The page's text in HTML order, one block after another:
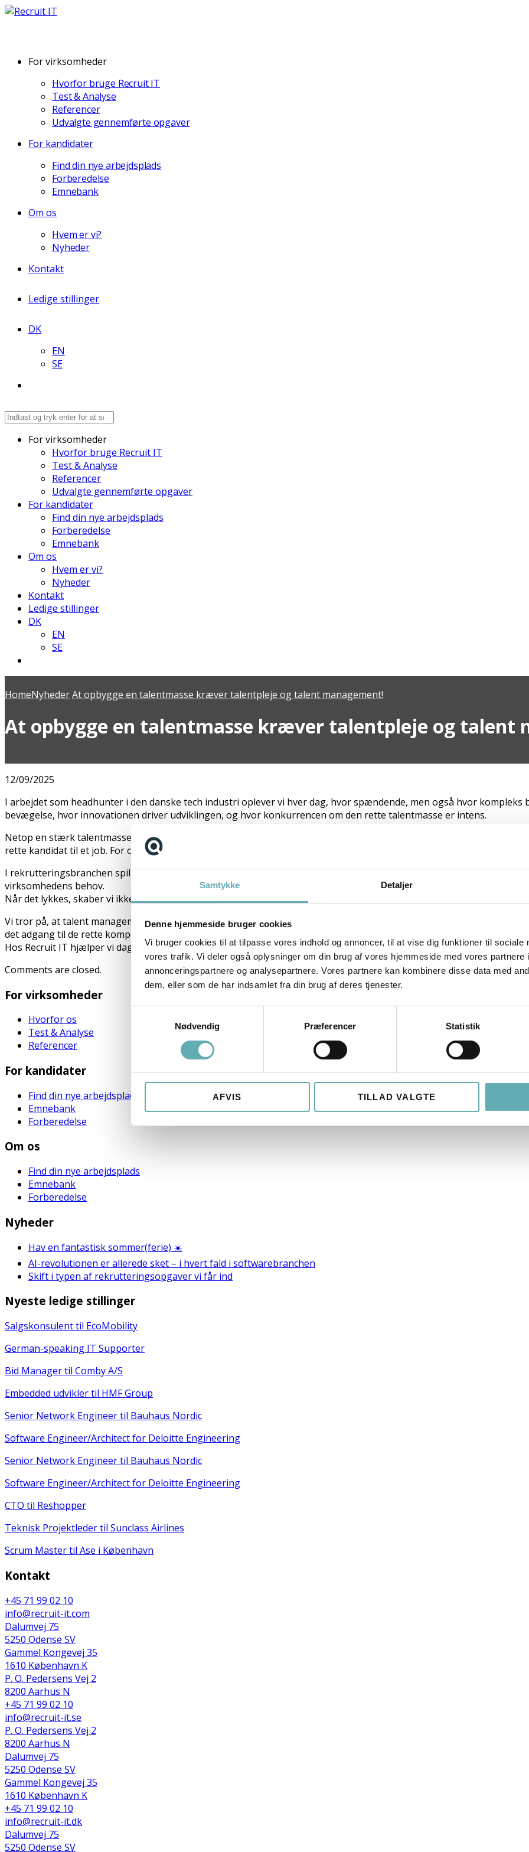
Samtykke Detaljer
Denne hjemmeside bruger cookies
Vi bruger cookies til at tilpasse vores indhold og annoncer, til at vise dig funktioner til sociale
vores trafik. Vi deler også oplysninger om din brug af vores hjemmeside med vores partnere
annonceringspartnere og analysepartnere. Vores partnere kan kombinere disse data med
dem, eller som de har indsamlet fra din brug af deres tjenester.
Nødvendig
Præferencer Statistik
AFVIS TILLAD VALGTE
For virksomheder
Hvorfor bruge Recruit IT
Test & Analyse
Referencer
Udvalgte gennemførte opgaver
For kandidater
Find din nye arbejdsplads
Forberedelse
Emnebank
Om os
Hvem er vi?
Nyheder
Kontakt
Ledige stillinger
DK
EN
SE
For virksomheder
Hvorfor bruge Recruit IT
Test & Analyse
Referencer
Udvalgte gennemførte opgaver
For kandidater
Find din nye arbejdsplads
Forberedelse
Emnebank
Om os
Hvem er vi?
Nyheder
Kontakt
Ledige stillinger
DK
EN
SE
HomeNyhederAt opbygge en talentmasse kræver talentpleje og talent management!
At opbygge en talentmasse kræver talentpleje og talent
12/09/2025
I arbejdet som headhunter i den danske tech industri oplever vi hver dag, hvor spændende, men også hvor
bevægelse, hvor innovationen driver udviklingen, og hvor konkurrencen om den rette talentmasse er intens.
Netop en stærk talentmasse kræver målrettet talentpleje og talent management. Vi brænder for dette arbejde, da jeg
rette kandidat til et job. For os er det at identificere potentialet hos mennesker, se dem vokse og skabe værdi, både
I rekrutteringsbranchen spiller vi en central rolle i at opdage, udvikle og motivere talenter. Det kræver indsigt,
virksomhedens behov.
Når det lykkes, skaber vi ikke bare et match, men et samarbejde, der kan holde og udvikle sig over tid.
Vi tror på, at talent management handler om at bygge relationer, skabe tillid og tilbyde sparring, så mennesker kan
det adgang til de rette kompetencer, og for kandidaterne betyder det muligheder for udvikling og vækst.
Hos Recruit IT hjælper vi dagligt virksomheder med at finde talenter. Det er en kæmpe motivationsfaktor for mig.
Comments are closed.
For virksomheder
Hvorfor os
Test & Analyse
Referencer
For kandidater
Find din nye arbejdsplads
Emnebank
Forberedelse
Om os
Find din nye arbejdsplads
Emnebank
Forberedelse
Nyheder
Hav en fantastisk sommer(ferie) ☀️
AI-revolutionen er allerede sket – i hvert fald i softwarebranchen
Skift i typen af rekrutteringsopgaver vi får ind
Nyeste ledige stillinger
Salgskonsulent til EcoMobility
German-speaking IT Supporter
Bid Manager til Comby A/S
Embedded udvikler til HMF Group
Senior Network Engineer til Bauhaus Nordic
Software Engineer/Architect for Deloitte Engineering
Senior Network Engineer til Bauhaus Nordic
Software Engineer/Architect for Deloitte Engineering
CTO til Reshopper
Teknisk Projektleder til Sunclass Airlines
Scrum Master til Ase i København
Kontakt
+45 71 99 02 10
info@recruit-it.com
Dalumvej 75
5250 Odense SV
Gammel Kongevej 35
1610 København K
P. O. Pedersens Vej 2
8200 Aarhus N
+45 71 99 02 10
info@recruit-it.se
P. O. Pedersens Vej 2
8200 Aarhus N
Dalumvej 75
5250 Odense SV
Gammel Kongevej 35
1610 København K
+45 71 99 02 10
info@recruit-it.dk
Dalumvej 75
5250 Odense SV